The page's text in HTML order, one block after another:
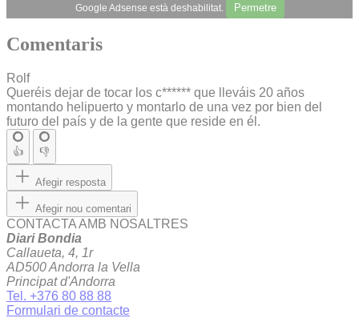
Google Adsense està deshabilitat. Permetre
Comentaris
Rolf
Queréis dejar de tocar los c****** que lleváis 20 años
montando helipuerto y montarlo de una vez por bien del
futuro del país y de la gente que reside en él.
👍 👎
Afegir resposta
Afegir nou comentari
CONTACTA AMB NOSALTRES
Diari Bondia
Callaueta, 4, 1r
AD500 Andorra la Vella
Principat d'Andorra
Tel. +376 80 88 88
Formulari de contacte